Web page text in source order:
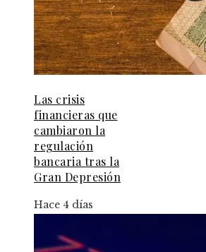
Las crisis
financieras que
cambiaron la
regulación
bancaria tras la
Gran Depresión
Hace 4 días